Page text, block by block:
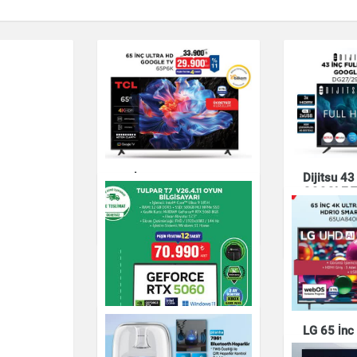
65 İNÇ ULTRA HD
GOOGLE TV 65P6K
Dijitsu 43
GOOGLE
DG27/
Elektronik
LG 65
HDR10